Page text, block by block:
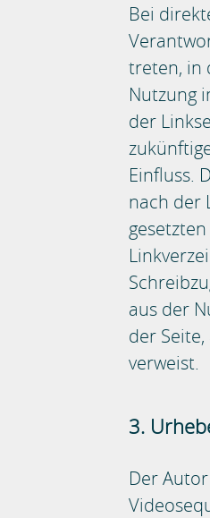
Bei
treten, in
Nutzung
der
Einfluss.
nach der
aus der
der
verweist.
3.
Der